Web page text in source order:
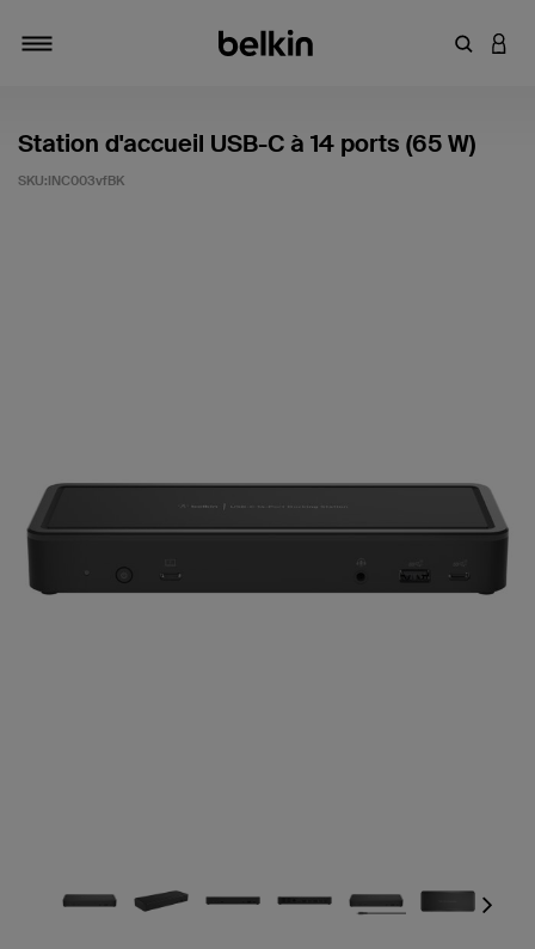
Saisir
Station d'accueil USB-C à 14 ports (65 W)
SKU:INC003vfBK
Next